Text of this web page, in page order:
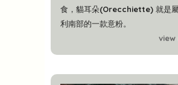
食，貓耳朵(Orecchiette) 就是
利南部的一款意粉。